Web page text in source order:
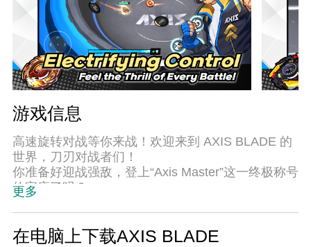
游戏信息
高速旋转对战等你来战！欢迎来到 AXIS BLADE 的
世界，刀刃对战者们！
你准备好迎战强敌，登上“Axis Master”这一终极称号
的宝座了吗？
更多
在电脑上下载AXIS BLADE